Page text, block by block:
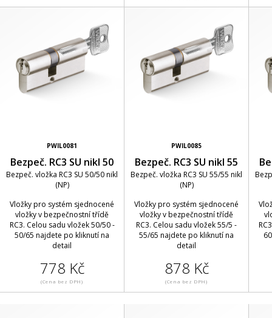
PWIL0081
Bezpeč. RC3 SU nikl 50
Bezpeč. vložka RC3 SU 50/50 nikl
(NP)
Vložky pro systém sjednocené
vložky v bezpečnostní třídě
RC3. Celou sadu vložek 50/50 -
50/65 najdete po kliknutí na
detail
778 Kč
(Cena bez DPH)
PWIL0085
Bezpeč. RC3 SU nikl 55
Bezpeč. vložka RC3 SU 55/55 nikl
(NP)
Vložky pro systém sjednocené
vložky v bezpečnostní třídě
RC3. Celou sadu vložek 55/5 -
55/65 najdete po kliknutí na
detail
878 Kč
(Cena bez DPH)